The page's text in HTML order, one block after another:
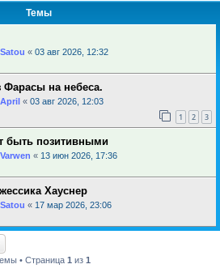
Темы
Satou « 03 авг 2026, 12:32
Фарасы на небеса.
April « 03 авг 2026, 12:03
1 2 3
позитивными
Varwen « 13 июн 2026, 17:36
Хауснер
Satou « 17 мар 2026, 23:06
• Страница 1 из 1